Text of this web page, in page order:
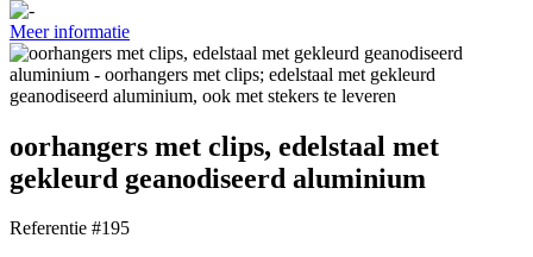
Meer informatie
oorhangers met clips, edelstaal met
gekleurd geanodiseerd aluminium
Referentie #195